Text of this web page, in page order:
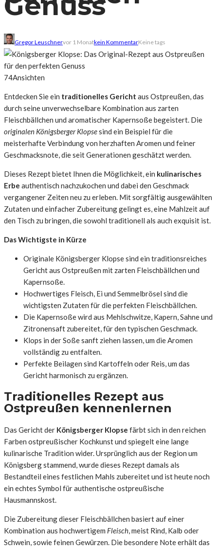
Gregor Leuschnervor 1 Monatkein KommentarKeine tags
74Ansichten
Entdecken Sie ein traditionelles Gericht aus Ostpreußen, das
durch seine unverwechselbare Kombination aus zarten
Fleischbällchen und aromatischer Kapernsoße begeistert. Die
originalen Königsberger Klopsesind ein Beispiel für die
meisterhafte Verbindung von herzhaften Aromen und feiner
Geschmacksnote, die seit Generationen geschätzt werden.
Dieses Rezept bietet Ihnen die Möglichkeit, ein kulinarisches
Erbe authentisch nachzukochen und dabei den Geschmack
vergangener Zeiten neu zu erleben. Mit sorgfältig ausgewählten
Zutaten und einfacher Zubereitung gelingt es, eine Mahlzeit auf
den Tisch zu bringen, die sowohl traditionell als auch exquisit ist.
Das Wichtigste in Kürze
Originale Königsberger Klopse sind ein traditionsreiches
Gericht aus Ostpreußen mit zarten Fleischbällchen und
Kapernsoße.
Hochwertiges Fleisch, Ei und Semmelbrösel sind die
wichtigsten Zutaten für die perfekten Fleischbällchen.
Die Kapernsoße wird aus Mehlschwitze, Kapern, Sahne und
Zitronensaft zubereitet, für den typischen Geschmack.
Klops in der Soße sanft ziehen lassen, um die Aromen
vollständig zu entfalten.
Perfekte Beilagen sind Kartoffeln oder Reis, um das
Gericht harmonisch zu ergänzen.
Traditionelles Rezept aus
Ostpreußen kennenlernen
Das Gericht der Königsberger Klopse färbt sich in den reichen
Farben ostpreußischer Kochkunst und spiegelt eine lange
kulinarische Tradition wider. Ursprünglich aus der Region um
Königsberg stammend, wurde dieses Rezept damals als
Bestandteil eines festlichen Mahls zubereitet und ist heute noch
ein echtes Symbol für authentische ostpreußische
Hausmannskost.
Die Zubereitung dieser Fleischbällchen basiert auf einer
Kombination aus hochwertigem Fleisch, meist Rind, Kalb oder
Schwein, sowie feinen Gewürzen. Die besondere Note erhält das